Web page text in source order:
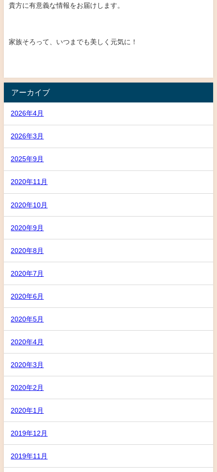
貴方に有意義な情報をお届けします。
家族そろって、いつまでも美しく元気に！
アーカイブ
2026年4月
2026年3月
2025年9月
2020年11月
2020年10月
2020年9月
2020年8月
2020年7月
2020年6月
2020年5月
2020年4月
2020年3月
2020年2月
2020年1月
2019年12月
2019年11月